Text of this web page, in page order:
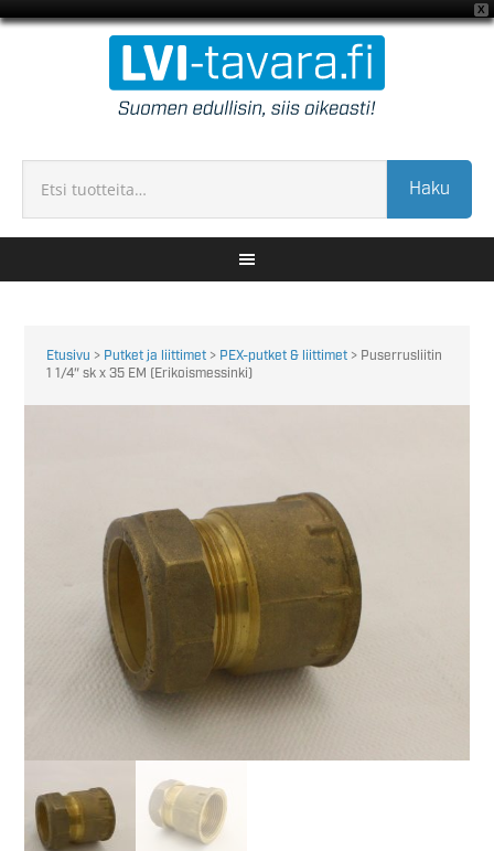
X
Haku
Etusivu > Putket ja liittimet > PEX-putket & liittimet > Puserrusliitin
1 1/4″ sk x 35 EM (Erikoismessinki)